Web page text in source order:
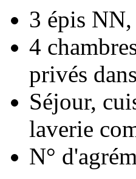
3 épis NN,
4
privés
Séjour,
laverie
N°